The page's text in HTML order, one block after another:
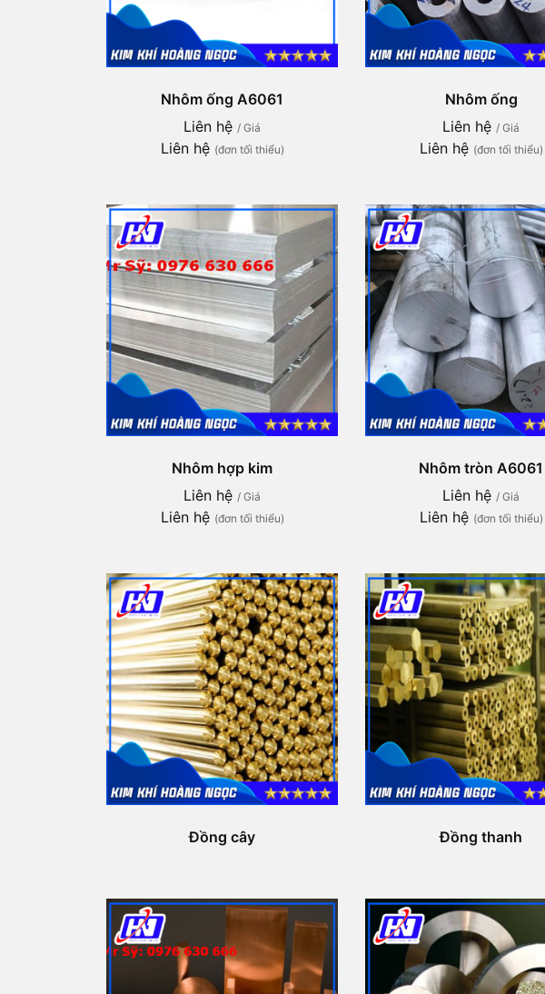
Nhôm ống A6061
Liên hệ / Giá
Liên hệ (đơn tối thiểu)
Nhôm ống
Liên hệ / Giá
Liên hệ (đơn tối thiểu)
Nhôm hợp kim
Liên hệ / Giá
Liên hệ (đơn tối thiểu)
Nhôm tròn A6061
Liên hệ / Giá
Liên hệ (đơn tối thiểu)
Đồng cây Đồng thanh